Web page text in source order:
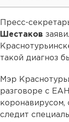
Пресс-
Шестаков
такой диагноз
Мэр
разговоре с
коронавирусом,
следит